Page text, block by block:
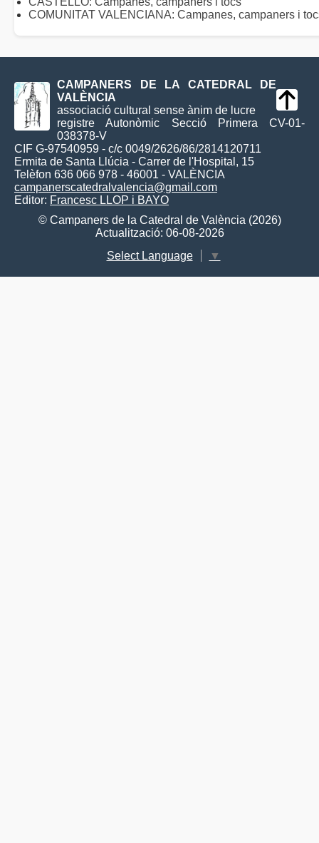
COMUNITAT VALENCIANA: Campanes, campaners i
CAMPANERS DE LA CATEDRAL DE
VALÈNCIA
associació cultural sense ànim de lucre
registre Autonòmic Secció Primera CV-01-
038378-V
CIF G-97540959 - c/c 0049/2626/86/2814120711
Ermita de Santa Llúcia - Carrer de l'Hospital, 15
Telèfon 636 066 978 - 46001 - VALÈNCIA
campanerscatedralvalencia@gmail.com
Editor: Francesc LLOP i BAYO
© Campaners de la Catedral de València (2026)
Actualització: 06-08-2026
Select Language
▼